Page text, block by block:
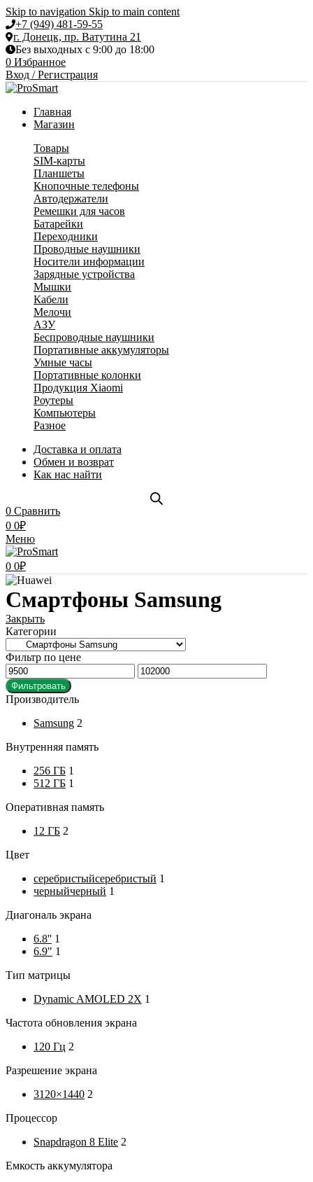
Skip to navigation Skip to main content
+7 (949) 481-59-55
г. Донецк, пр. Ватутина 21
Без выходных с 9:00 до 18:00
0 Избранное
Вход / Регистрация
Главная
Магазин
Товары
SIM-карты
Планшеты
Кнопочные телефоны
Автодержатели
Ремешки для часов
Батарейки
Переходники
Проводные наушники
Носители информации
Зарядные устройства
Мышки
Кабели
Мелочи
АЗУ
Беспроводные наушники
Портативные аккумуляторы
Умные часы
Портативные колонки
Продукция Xiaomi
Роутеры
Компьютеры
Разное
Доставка и оплата
Обмен и возврат
Как нас найти
0 Сравнить
0 0₽
Меню
0 0₽
Смартфоны Samsung
Закрыть
Категории
Фильтр по цене
Минимальная
цена
Максимальная
цена
Фильтровать
Производитель
Samsung 2
Внутренняя память
256 ГБ 1
512 ГБ 1
Оперативная память
12 ГБ 2
Цвет
серебристыйсеребристый 1
черныйчерный 1
Диагональ экрана
6.8'' 1
6.9" 1
Тип матрицы
Dynamic AMOLED 2X 1
Частота обновления экрана
120 Гц 2
Разрешение экрана
3120×1440 2
Процессор
Snapdragon 8 Elite 2
Емкость аккумулятора